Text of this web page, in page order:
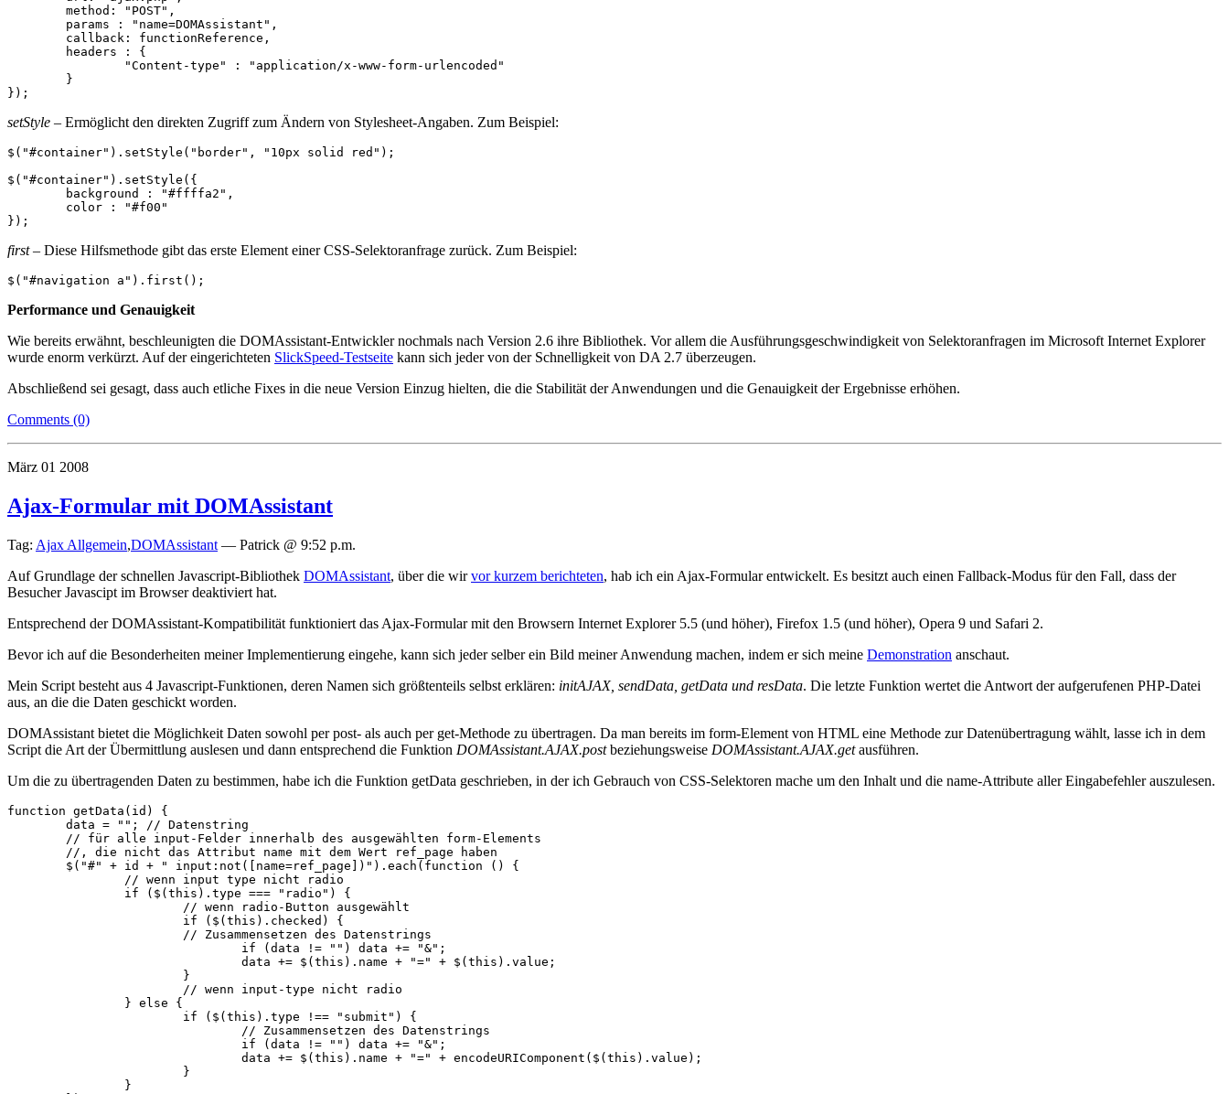
setStyle – Ermöglicht den direkten Zugriff zum Ändern von Stylesheet-Angaben. Zum Beispiel:
$("#container").setStyle("border", "10px solid red");
$("#container").setStyle({
first– Diese Hilfsmethode gibt das erste Element einer CSS-Selektoranfrage zurück. Zum Beispiel:
Performance und Genauigkeit
Wie bereits erwähnt, beschleunigten die DOMAssistant-Entwickler nochmals nach Version 2.6 ihre Bibliothek. Vor allem die Ausführungsgeschwindigkeit von Selektoranfragen im Microsoft Internet Explorer
wurde enorm verkürzt. Auf der eingerichteten SlickSpeed-Testseite kann sich jeder von der Schnelligkeit von DA 2.7 überzeugen.
Abschließend sei gesagt, dass auch etliche Fixes in die neue Version Einzug hielten, die die Stabilität der Anwendungen und die Genauigkeit der Ergebnisse erhöhen.
Comments (0)
März 01 2008
Ajax-Formular mit DOMAssistant
Tag: Ajax Allgemein,DOMAssistant — Patrick @ 9:52 p.m.
Auf Grundlage der schnellen Javascript-Bibliothek DOMAssistant, über die wirvor kurzem berichteten, hab ich ein Ajax-Formular entwickelt. Es besitzt auch einen Fallback-Modus für den Fall, dass der
Besucher Javascipt im Browser deaktiviert hat.
Entsprechend der DOMAssistant-Kompatibilität funktioniert das Ajax-Formular mit den Browsern Internet Explorer 5.5 (und höher), Firefox 1.5 (und höher), Opera 9 und Safari 2.
Bevor ich auf die Besonderheiten meiner Implementierung eingehe, kann sich jeder selber ein Bild meiner Anwendung machen, indem er sich meine Demonstration anschaut.
Mein Script besteht aus 4 Javascript-Funktionen, deren Namen sich größtenteils selbst erklären: initAJAX, sendData, getData und resData. Die letzte Funktion wertet die Antwort der aufgerufenen PHP-Datei
aus, an die die Daten geschickt worden.
DOMAssistant bietet die Möglichkeit Daten sowohl per post- als auch per get-Methode zu übertragen. Da man bereits im form-Element von HTML eine Methode zur Datenübertragung wählt, lasse ich in dem
Script die Art der Übermittlung auslesen und dann entsprechend die Funktion DOMAssistant.AJAX.postbeziehungsweise DOMAssistant.AJAX.getausführen.
Um die zu übertragenden Daten zu bestimmen, habe ich die Funktion getData geschrieben, in der ich Gebrauch von CSS-Selektoren mache um den Inhalt und die name-Attribute aller Eingabefehler auszulesen.
function getData(id) {